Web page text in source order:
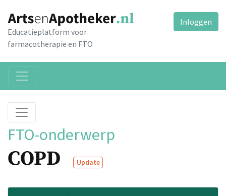
Educatieplatform voor
farmacotherapie en FTO
Inloggen
FTO-onderwerp
COPD Update